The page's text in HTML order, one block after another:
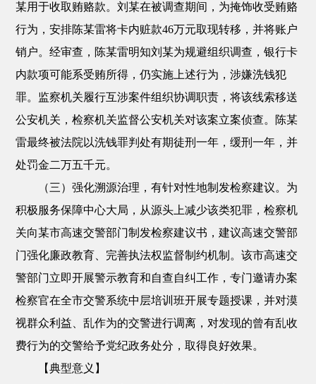
某用于收取贿赂款。刘某在被调查期间，为掩饰收受贿赂
行为，安排陈某雷将卡内赃款46万元取现转移，并将账户
销户。经审查，陈某雷明知刘某为规避组织调查，银行卡
内款项可能系受贿所得，仍实施上述行为，涉嫌洗钱犯
罪。监察机关履行互涉案件组织协调职责，将该线索移送
公安机关，检察机关监督公安机关对该案立案侦查。陈某
雷最终被法院以洗钱罪判处有期徒刑一年，缓刑一年，并
处罚金二万五千元。
（三）强化溯源治理，有针对性地制发检察建议。为
积极服务保障中心大局，从源头上减少该类犯罪，检察机
关向某市高速交警部门制发检察建议书，建议高速交警部
门强化廉政教育、完善执法权监督制约机制。该市高速交
警部门立即开展警示教育和自查自纠工作，专门邀请办案
检察官在全市交警系统中层培训班开展专题授课，并对漠
视群众利益、乱作为的交警进行调离，对发现的曾有乱收
费行为的交警给予党纪政务处分，取得良好效果。
【典型意义】